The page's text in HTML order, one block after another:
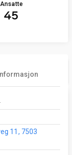
Ansatte
45
11, 7503